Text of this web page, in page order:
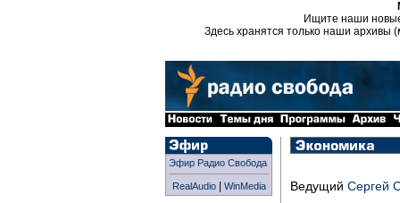
Ищите наши
Здесь хранятся только наши архивы
Эфир Радио Свобода
RealAudio| WinMedia Ведущий Сергей